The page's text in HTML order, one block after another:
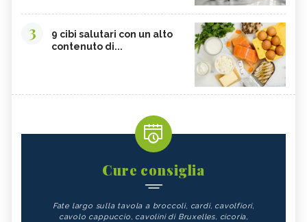
3
9 cibi salutari con un alto
contenuto di...
Cure consiglia
Fate largo sulla tavola a broccoli, cardi, cavolfiori,
cavolo cappuccio, cavolini di Bruxelles, cicoria,